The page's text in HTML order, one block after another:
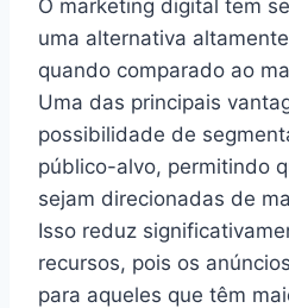
O marketing digital tem
uma alternativa
quando comparado ao
Uma das principais
possibilidade de
público-alvo, permitindo
sejam direcionadas de
Isso reduz
recursos, pois os
para aqueles que têm